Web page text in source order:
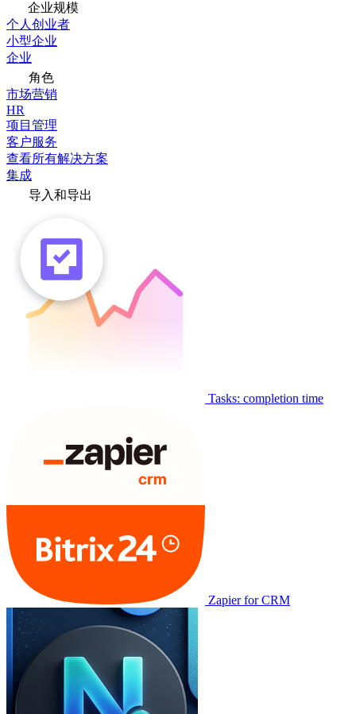
企业规模
个人创业者
小型企业
企业
角色
市场营销
HR
项目管理
客户服务
查看所有解决方案
集成
导入和导出
Tasks: completion time
Zapier for CRM